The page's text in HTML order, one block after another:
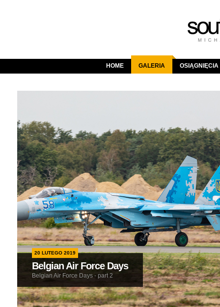
HOME GALERIA OSIĄGNIĘCIA
20 LUTEGO 2019
Belgian Air Force Days
Belgian Air Force Days - part 2